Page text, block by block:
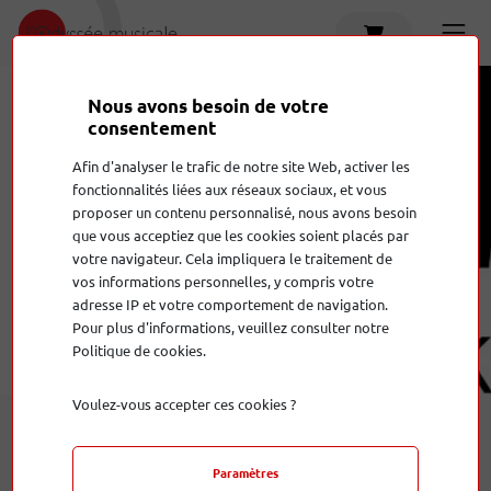
Bowers & Wilkins
Nous avons besoin de votre
consentement
Afin d'analyser le trafic de notre site Web, activer les
fonctionnalités liées aux réseaux sociaux, et vous
proposer un contenu personnalisé, nous avons besoin
que vous acceptiez que les cookies soient placés par
votre navigateur. Cela impliquera le traitement de
vos informations personnelles, y compris votre
adresse IP et votre comportement de navigation.
Pour plus d'informations, veuillez consulter notre
Politique de cookies.
Voulez-vous accepter ces cookies ?
Paramètres